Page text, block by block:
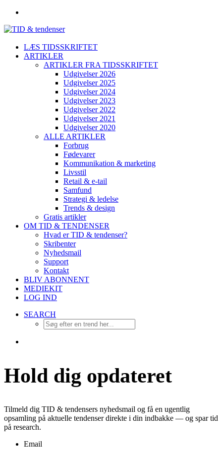
LÆS TIDSSKRIFTET
ARTIKLER
ARTIKLER FRA TIDSSKRIFTET
Udgivelser 2026
Udgivelser 2025
Udgivelser 2024
Udgivelser 2023
Udgivelser 2022
Udgivelser 2021
Udgivelser 2020
ALLE ARTIKLER
Forbrug
Fødevarer
Kommunikation & marketing
Livsstil
Retail & e-tail
Samfund
Strategi & ledelse
Trends & design
Gratis artikler
OM TID & TENDENSER
Hvad er TID & tendenser?
Skribenter
Nyhedsmail
Support
Kontakt
BLIV ABONNENT
MEDIEKIT
LOG IND
SEARCH
Hold dig opdateret
Tilmeld dig TID & tendensers nyhedsmail og få en ugentlig
opsamling på aktuelle tendenser direkte i din indbakke — og spar tid
på research.
Email